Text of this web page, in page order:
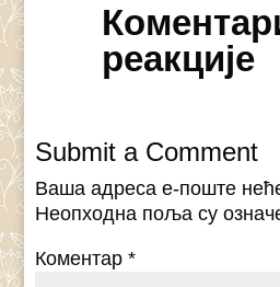
реакције
Submit a Comment
Ваша адреса е-поште
Неопходна поља су
Коментар*